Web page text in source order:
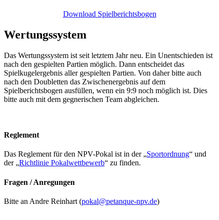
Download Spielberichtsbogen
Wertungssystem
Das Wertungssystem ist seit letztem Jahr neu. Ein Unentschieden ist
nach den gespielten Partien möglich. Dann entscheidet das
Spielkugelergebnis aller gespielten Partien. Von daher bitte auch
nach den Doubletten das Zwischenergebnis auf dem
Spielberichtsbogen ausfüllen, wenn ein 9:9 noch möglich ist. Dies
bitte auch mit dem gegnerischen Team abgleichen.
Reglement
Das Reglement für den NPV-Pokal ist in der „Sportordnung“ und
der „Richtlinie Pokalwettbewerb“ zu finden.
Fragen / Anregungen
Bitte an Andre Reinhart (pokal@petanque-npv.de)